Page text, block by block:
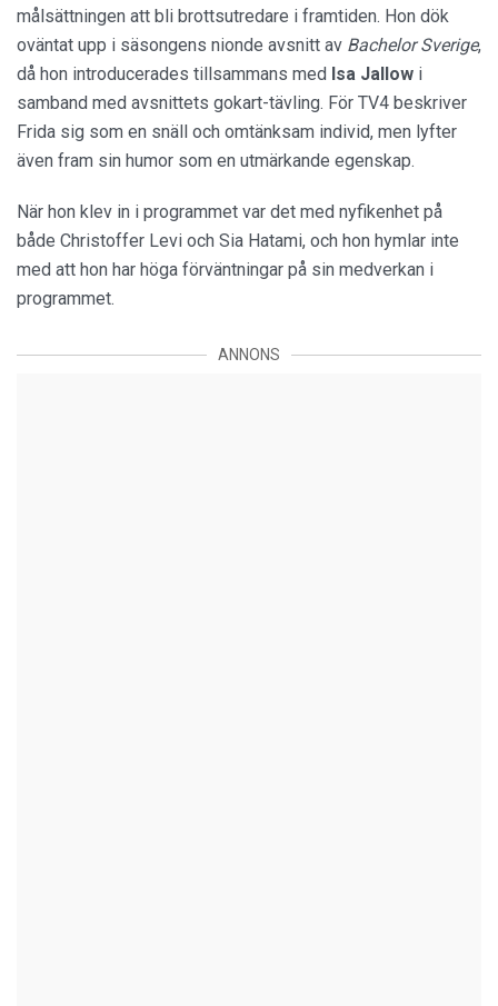
målsättningen att bli brottsutredare i framtiden. Hon dök
oväntat upp i säsongens nionde avsnitt av Bachelor Sverige,
då hon introducerades tillsammans med Isa Jallow i
samband med avsnittets gokart-tävling. För TV4 beskriver
Frida sig som en snäll och omtänksam individ, men lyfter
även fram sin humor som en utmärkande egenskap.
När hon klev in i programmet var det med nyfikenhet på
både Christoffer Levi och Sia Hatami, och hon hymlar inte
med att hon har höga förväntningar på sin medverkan i
programmet.
ANNONS